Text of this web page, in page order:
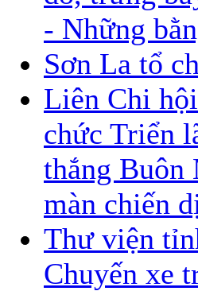
- Những
Sơn La tổ
Liên Chi
chức Triển
thắng Buôn
màn chiến
Thư viện
Chuyến xe